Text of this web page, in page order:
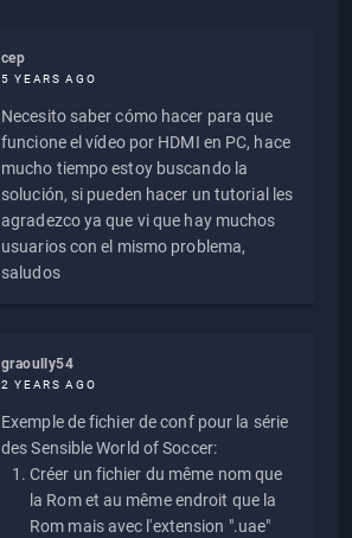
cep
5 YEARS AGO
Necesito saber cómo hacer para que
funcione el vídeo por HDMI en PC, hace
mucho tiempo estoy buscando la
solución, si pueden hacer un tutorial les
agradezco ya que vi que hay muchos
usuarios con el mismo problema,
saludos
graoully54
2 YEARS AGO
Exemple de fichier de conf pour la série
des Sensible World of Soccer:
Créer un fichier du même nom que
la Rom et au même endroit que la
Rom mais avec l'extension ".uae"